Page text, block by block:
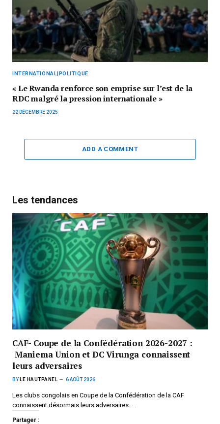
INTERNATIONAL|POLITIQUE
« Le Rwanda renforce son emprise sur l’est de la
RDC malgré la pression internationale »
22 DÉCEMBRE 2025
ADD A COMMENT
Les tendances
CAF- Coupe de la Confédération 2026-2027 :
Maniema Union et DC Virunga connaissent
leurs adversaires
BY LE HAUTPANEL 6 AOÛT 2026
Les clubs congolais en Coupe de la Confédération de la CAF
connaissent désormais leurs adversaires.…
Partager :